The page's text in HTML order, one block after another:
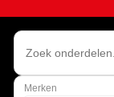
Merken